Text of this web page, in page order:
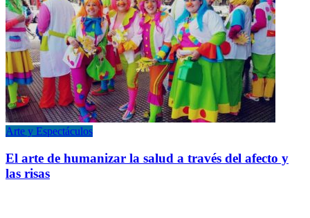
Arte y Espectáculos
El arte de humanizar la salud a través del afecto y
las risas